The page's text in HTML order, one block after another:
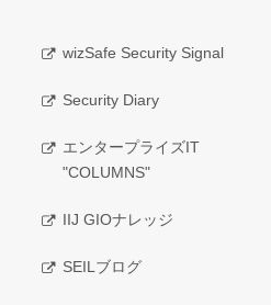
wizSafe Security Signal
Security Diary
エンタープライズIT
"COLUMNS"
IIJ GIOナレッジ
SEILブログ